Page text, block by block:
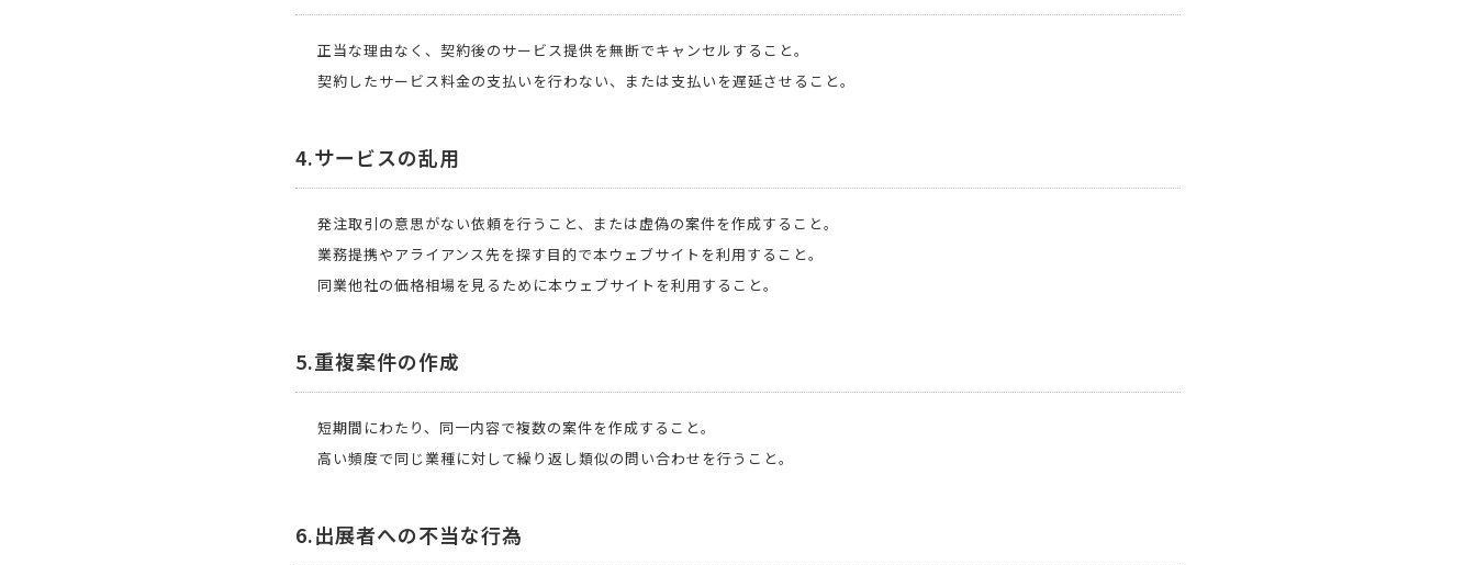
正当な理由なく、契約後のサービス提供を無断でキャンセルすること。
契約したサービス料金の支払いを行わない、または支払いを遅延させること。
4.サービスの乱用
発注取引の意思がない依頼を行うこと、または虚偽の案件を作成すること。
業務提携やアライアンス先を探す目的で本ウェブサイトを利用すること。
同業他社の価格相場を見るために本ウェブサイトを利用すること。
5.重複案件の作成
短期間にわたり、同一内容で複数の案件を作成すること。
高い頻度で同じ業種に対して繰り返し類似の問い合わせを行うこと。
6.出展者への不当な行為